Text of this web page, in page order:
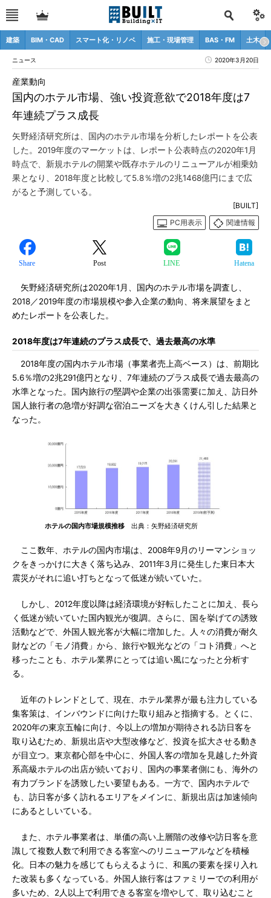
建築 BIM・CAD スマート化・リノベ 施工・現場管理 BAS・FM 土木
ニュース 2020年3月20日
国内のホテル市場、強い投資意欲で2018年度は7
年連続プラス成長
産業動向
矢野経済研究所は、国内のホテル市場を分析したレポートを公表
した。2019年度のマーケットは、レポート公表時点の2020年1月
時点で、新規ホテルの開業や既存ホテルのリニューアルが相乗効
果となり、2018年度と比較して5.8％増の2兆1468億円にまで広
がると予測している。
[BUILT]
PC用表示
関連情報
Share Post LINE Hatena
矢野経済研究所は2020年1月、国内のホテル市場を調査し、
2018／2019年度の市場規模や参入企業の動向、将来展望をまと
めたレポートを公表した。
2018年度は7年連続のプラス成長で、過去最高の水準
2018年度の国内ホテル市場（事業者売上高ベース）は、前期比
5.6％増の2兆291億円となり、7年連続のプラス成長で過去最高の
水準となった。国内旅行の堅調や企業の出張需要に加え、訪日外
国人旅行者の急増が好調な宿泊ニーズを大きくけん引した結果と
なった。
ホテルの国内市場規模推移 出典：矢野経済研究所
ここ数年、ホテルの国内市場は、2008年9月のリーマンショッ
クをきっかけに大きく落ち込み、2011年3月に発生した東日本大
震災がそれに追い打ちとなって低迷が続いていた。
しかし、2012年度以降は経済環境が好転したことに加え、長ら
く低迷が続いていた国内観光が復調。さらに、国を挙げての誘致
活動などで、外国人観光客が大幅に増加した。人々の消費が耐久
財などの「モノ消費」から、旅行や観光などの「コト消費」へと
移ったことも、ホテル業界にとっては追い風になったと分析す
る。
近年のトレンドとして、現在、ホテル業界が最も注力している
集客策は、インバウンドに向けた取り組みと指摘する。とくに、
2020年の東京五輪に向け、今以上の増加が期待される訪日客を
取り込むため、新規出店や大型改修など、投資を拡大させる動き
が目立つ。東京都心部を中心に、外国人客の増加を見越した外資
系高級ホテルの出店が続いており、国内の事業者側にも、海外の
有力ブランドを誘致したい要望もある。一方で、国内ホテルで
も、訪日客が多く訪れるエリアをメインに、新規出店は加速傾向
にあるとしいている。
また、ホテル事業者は、単価の高い上層階の改修や訪日客を意
識して複数人数で利用できる客室へのリニューアルなどを積極
化。日本の魅力を感じてもらえるように、和風の要素を採り入れ
た改装も多くなっている。外国人旅行客はファミリーでの利用が
多いため、2人以上で利用できる客室を増やして、取り込むこと